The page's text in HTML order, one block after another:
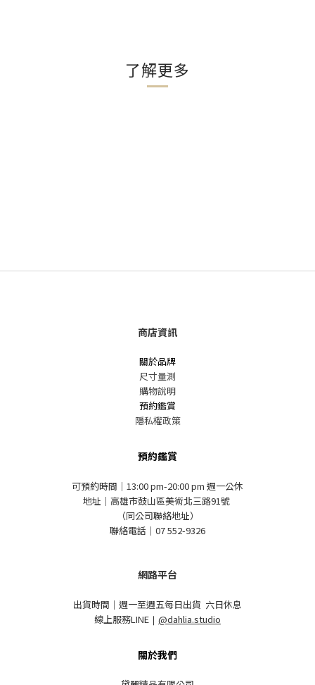
了解更多
商店資訊
關於品牌
尺寸量測
購物說明
預約鑑賞
隱私權政策
預約鑑賞
可預約時間｜13:00 pm-20:00 pm 週一公休
地址｜高雄市鼓山區美術北三路91號
（同公司聯絡地址）
聯絡電話｜07 552-9326
網路平台
出貨時間｜週一至週五每日出貨 六日休息
線上服務LINE ｜ @dahlia.studio
關於我們